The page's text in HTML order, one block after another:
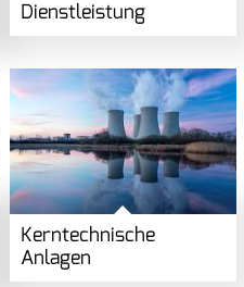
Dienstleistung
Kerntechnische
Anlagen